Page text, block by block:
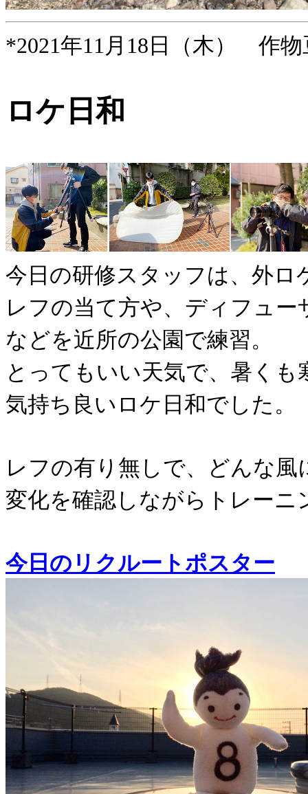
*2021年11月18日（木） 作物
ロケ日和
今日の研修スタッフは、外ロ
レフの当て方や、ディフュー
などを近所の公園で練習。
とってもいい天気で、暑くも
気持ち良いロケ日和でした。
レフの有り無しで、どんな風
変化を確認しながらトレーニ
今日のリクルートポスター